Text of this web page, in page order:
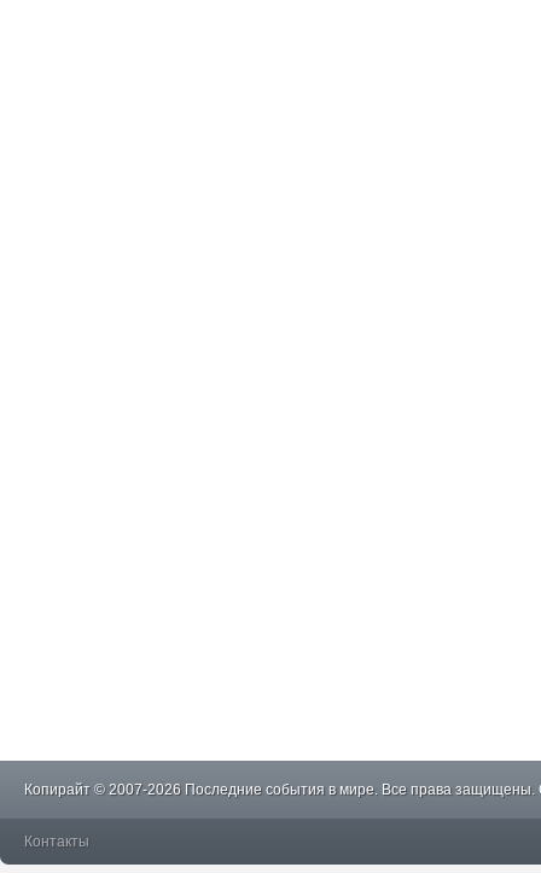
Копирайт © 2007-2026 Последние события в мире. Все права защищены.
Контакты